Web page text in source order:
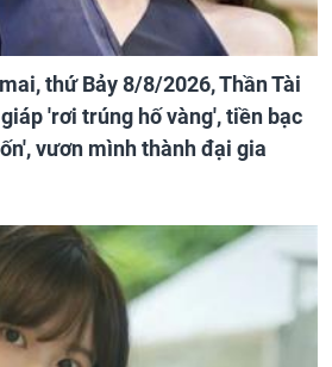
thứ Bảy 8/8/2026, Thần Tài
'rơi trúng hố vàng', tiền bạc
vươn mình thành đại gia